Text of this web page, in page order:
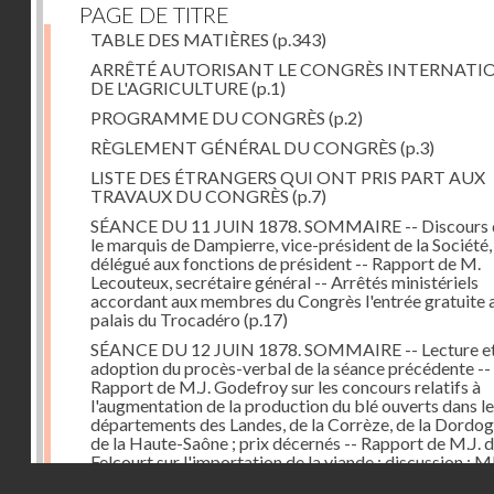
PAGE DE TITRE
TABLE DES MATIÈRES (p.343)
ARRÊTÉ AUTORISANT LE CONGRÈS
DE L'AGRICULTURE(p.1)
PROGRAMME DU CONGRÈS (p.2)
RÈGLEMENT GÉNÉRAL DU CONGRÈS (p.3)
LISTE DES ÉTRANGERS QUI ONT PRIS PART AUX
TRAVAUX DU CONGRÈS (p.7)
SÉANCE DU 11 JUIN 1878. SOMMAIRE -- Discours
le marquis de Dampierre, vice-président de la Société,
délégué aux fonctions de président -- Rapport de M.
Lecouteux, secrétaire général -- Arrêtés ministériels
accordant aux membres du Congrès l'entrée gratuite
palais du Trocadéro (p.17)
SÉANCE DU 12 JUIN 1878. SOMMAIRE -- Lecture
adoption du procès-verbal de la séance précédente --
Rapport de M.J. Godefroy sur les concours relatifs à
l'augmentation de la production du blé ouverts dans
départements des Landes, de la Corrèze, de la
de la Haute-Saône ; prix décernés -- Rapport de M.J.
Felcourt sur l'importation de la viande ; discussion :